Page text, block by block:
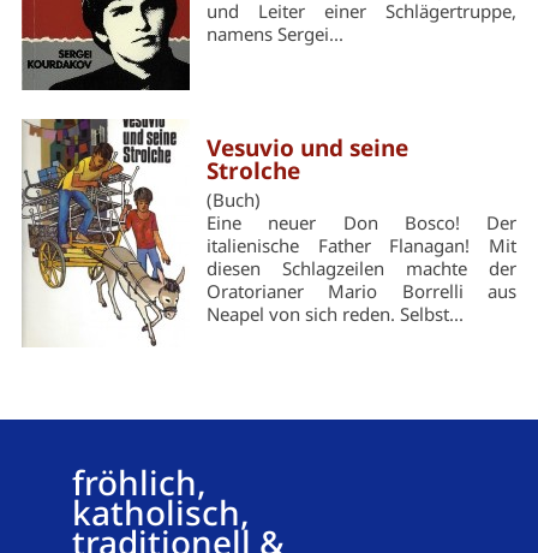
und Leiter einer Schlägertruppe,
namens Sergei...
Vesuvio und seine
Strolche
(Buch)
Eine neuer Don Bosco! Der
italienische Father Flanagan! Mit
diesen Schlagzeilen machte der
Oratorianer Mario Borrelli aus
Neapel von sich reden. Selbst...
fröhlich,
katholisch,
traditionell &